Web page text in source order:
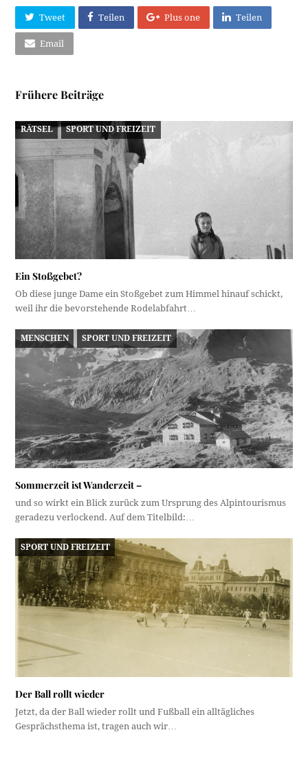
Tweet Teilen Plus one Teilen
Email
Frühere Beiträge
RÄTSEL SPORT UND FREIZEIT
Ein Stoßgebet?
Ob diese junge Dame ein Stoßgebet zum Himmel hinauf schickt,
weil ihr die bevorstehende Rodelabfahrt…
MENSCHEN SPORT UND FREIZEIT
Sommerzeit ist Wanderzeit –
und so wirkt ein Blick zurück zum Ursprung des Alpintourismus
geradezu verlockend. Auf dem Titelbild:…
SPORT UND FREIZEIT
Der Ball rollt wieder
Jetzt, da der Ball wieder rollt und Fußball ein alltägliches
Gesprächsthema ist, tragen auch wir…